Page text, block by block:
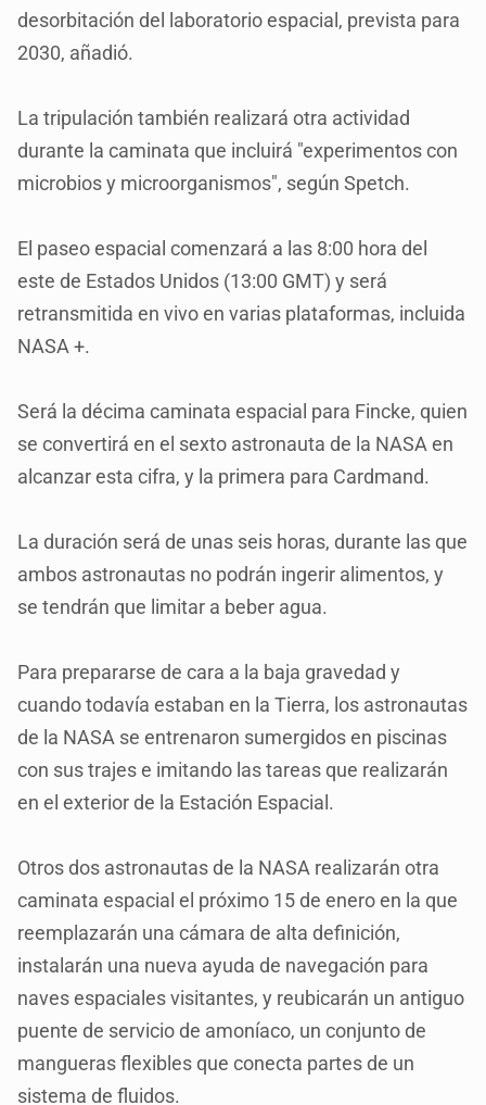
desorbitación del laboratorio espacial, prevista para
2030, añadió.
La tripulación también realizará otra actividad
durante la caminata que incluirá "experimentos con
microbios y microorganismos", según Spetch.
El paseo espacial comenzará a las 8:00 hora del
este de Estados Unidos (13:00 GMT) y será
retransmitida en vivo en varias plataformas, incluida
NASA +.
Será la décima caminata espacial para Fincke, quien
se convertirá en el sexto astronauta de la NASA en
alcanzar esta cifra, y la primera para Cardmand.
La duración será de unas seis horas, durante las que
ambos astronautas no podrán ingerir alimentos, y
se tendrán que limitar a beber agua.
Para prepararse de cara a la baja gravedad y
cuando todavía estaban en la Tierra, los astronautas
de la NASA se entrenaron sumergidos en piscinas
con sus trajes e imitando las tareas que realizarán
en el exterior de la Estación Espacial.
Otros dos astronautas de la NASA realizarán otra
caminata espacial el próximo 15 de enero en la que
reemplazarán una cámara de alta definición,
instalarán una nueva ayuda de navegación para
naves espaciales visitantes, y reubicarán un antiguo
puente de servicio de amoníaco, un conjunto de
mangueras flexibles que conecta partes de un
sistema de fluidos.